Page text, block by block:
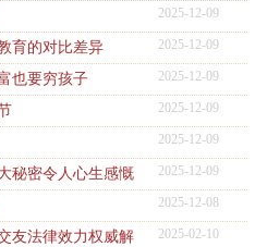
2025-12-09
育的对比差异 2025-12-09
也要穷孩子 2025-12-09
2025-12-09
2025-12-09
秘密令人心生感慨 2025-12-09
2025-12-08
友法律效力权威解
2025-02-10